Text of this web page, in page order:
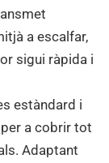
a escalfar,
sigui ràpida i
estàndard i
a cobrir tot
Adaptant